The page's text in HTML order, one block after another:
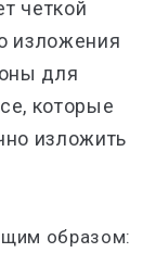
четкой
изложения
для
которые
изложить
образом: